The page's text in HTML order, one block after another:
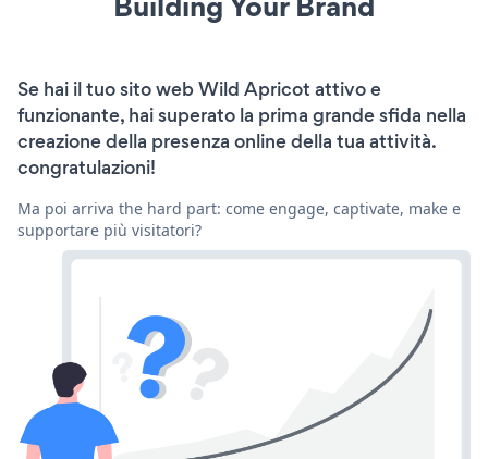
Se hai il tuo sito web Wild Apricot attivo e
funzionante, hai superato la prima grande sfida nella
creazione della presenza online della tua attività.
congratulazioni!
Ma poi arriva the hard part: come engage, captivate, make e
supportare più visitatori?